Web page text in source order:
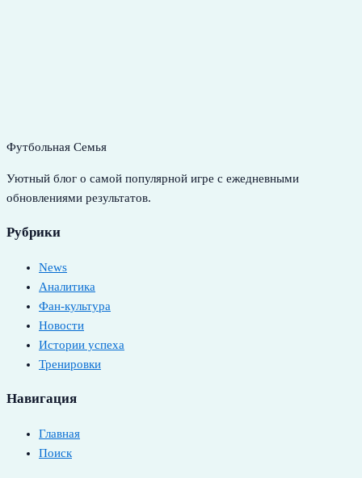
Футбольная Семья
Уютный блог о самой популярной игре с ежедневными
обновлениями результатов.
Рубрики
News
Аналитика
Фан-культура
Новости
Истории успеха
Тренировки
Навигация
Главная
Поиск